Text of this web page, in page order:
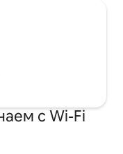
с Wi-Fi